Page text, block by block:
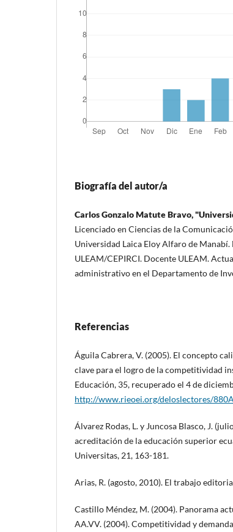
Biografía del autor/a
Carlos Gonzalo Matute Bravo,
Licenciado en Ciencias de la
Universidad Laica Eloy Alfaro de
ULEAM/CEPIRCI. Docente ULEAM.
administrativo en el Departamento de
Referencias
Águila Cabrera, V. (2005). El concepto
clave para el logro de la competitividad
Educación, 35, recuperado el 4 de
http://www.rieoei.org/deloslectores/
Álvarez Rodas, L. y Juncosa Blasco, J.
acreditación de la educación superior
Universitas, 21, 163-181.
Arias, R. (agosto, 2010). El trabajo
Castillo Méndez, M. (2004). Panorama
AA.VV. (2004). Competitividad y